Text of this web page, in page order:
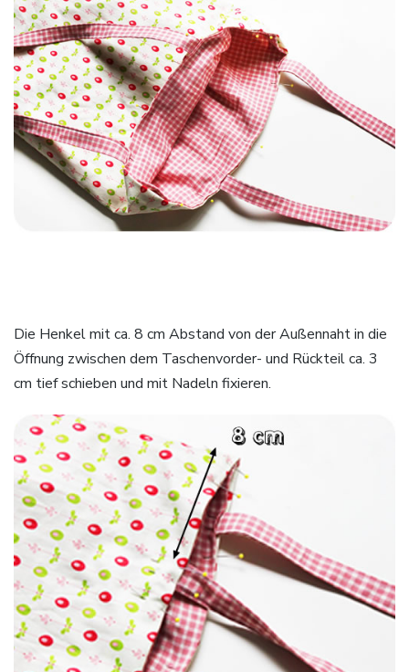
Die Henkel mit ca. 8 cm Abstand von der Außennaht in die
Öffnung zwischen dem Taschenvorder- und Rückteil ca. 3
cm tief schieben und mit Nadeln fixieren.